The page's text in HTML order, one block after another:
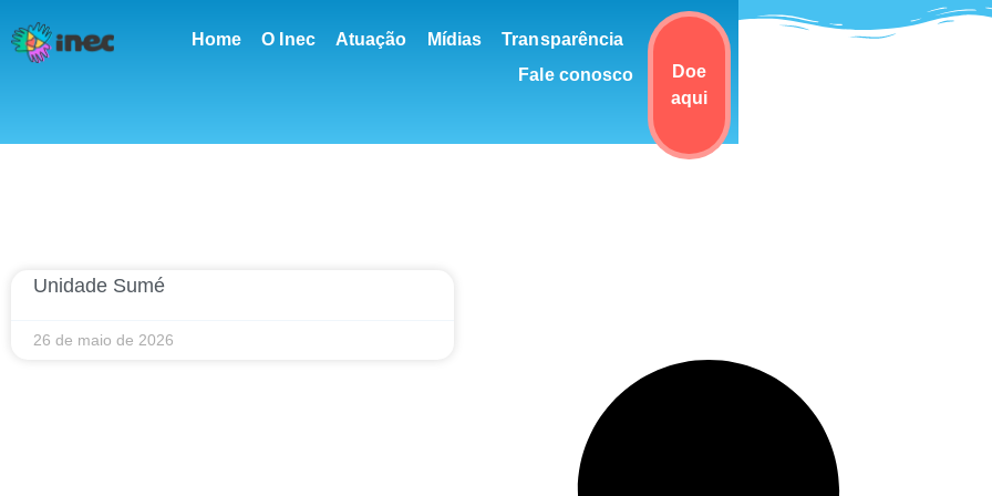
Home O Inec Atuação Mídias
Transparência
Fale conosco
Doe
aqui
Unidade Sumé
26 de maio de 2026